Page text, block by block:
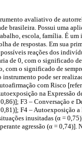
avaliativo de
brasileira. Possui uma
escola, família. É
de respostas. Em sua
reações dos
de 0, com o significado
com o significado de
instrumento pode ser
com Risco
na Expressão
F3 – Conversação e
F4 – Autoexposição
inusitadas (α =
agressão (α =